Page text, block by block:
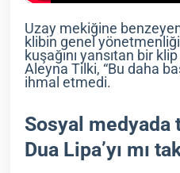
Uzay mekiğine
klibin genel
kuşağını yansıtan bir
Aleyna Tilki, “Bu daha
ihmal etmedi.
Sosyal medyada
Dua Lipa’yı mı